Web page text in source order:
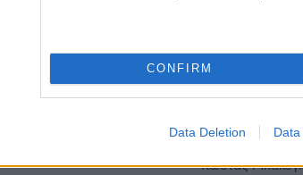
CONFIRM
Data Deletion Data
την
πάντρεψε
στο δημαρχείο
χρόνια
Ανάρτηση για
Κώστας